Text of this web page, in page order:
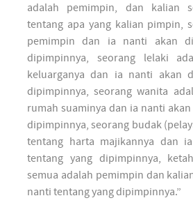
adalah pemimpin, dan kalian
tentang apa yang kalian pimpin,
pemimpin dan ia nanti akan
dipimpinnya, seorang lelaki
keluarganya dan ia nanti akan
dipimpinnya, seorang wanita
rumah suaminya dan ia nanti
dipimpinnya, seorang budak
tentang harta majikannya dan
tentang yang dipimpinnya,
semua adalah pemimpin dan
nanti tentang yang dipimpinnya.”